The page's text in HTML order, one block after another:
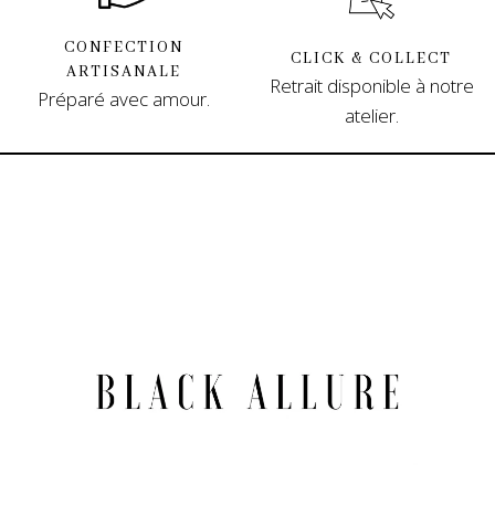
CONFECTION
ARTISANALE
Préparé avec amour.
CLICK & COLLECT
Retrait disponible à notre
atelier.